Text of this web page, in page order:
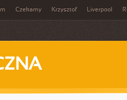
Czekamy Krzysztof Liverpool